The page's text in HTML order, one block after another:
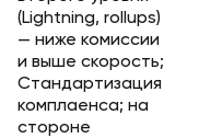
(Lightning, rollups)
— ниже комиссии
и выше скорость;
Стандартизация
комплаенса; на
стороне